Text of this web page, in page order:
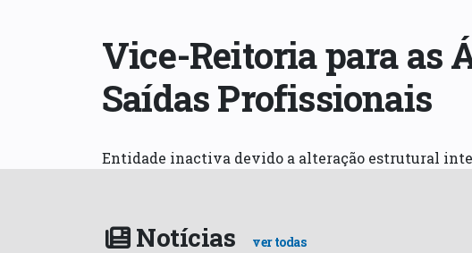
Vice-Reitoria para as
Saídas Profissionais
Entidade inactiva devido a alteração estrutural
Notícias ver todas